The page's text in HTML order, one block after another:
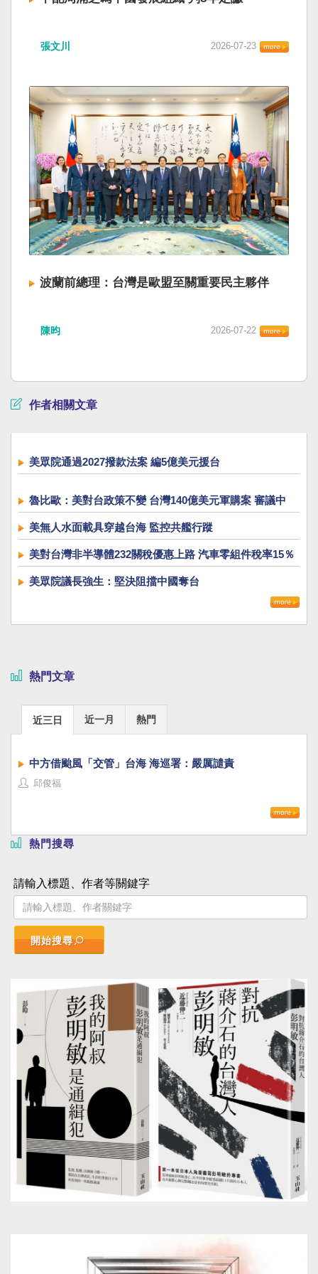
張文川 2026-07-23
波蘭前總理：台灣是歐盟至關重要民主夥伴
陳昀 2026-07-22
作者相關文章
美眾院通過2027撥款法案 編5億美元援台
魯比歐：美對台政策不變 台灣140億美元軍購案 審議中
美無人水面載具穿越台海 監控共艦行蹤
美對台灣非半導體232關稅優惠上路 汽車零組件稅率15％
美眾院議長強生：堅決阻擋中國奪台
熱門文章
近三日 近一月 熱門
中方借颱風「交管」台海 海巡署：嚴厲譴責
邱俊福
熱門搜尋
請輸入標題、作者等關鍵字
開始搜尋